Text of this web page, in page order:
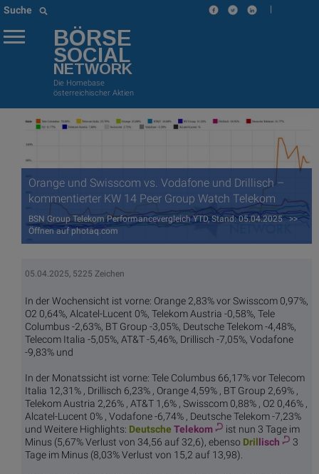
Suche |
BÖRSE
SOCIAL
NETWORK
Die Homebase
österreichischer Aktien
Orange und Swisscom vs. Vodafone und Drillisch –
kommentierter KW 14 Peer Group Watch Telekom
BSN Group Telekom Performancevergleich YTD, Stand: 05.04.2025 >>
Öffnen auf photaq.com
05.04.2025, 5225 Zeichen
In der Wochensicht ist vorne: Orange 2,83% vor Swisscom 0,97%,
O2 0,64%, Alcatel-Lucent 0%, Telekom Austria -0,58%, Tele
Columbus -2,63%, BT Group -3,05%, Deutsche Telekom -4,48%,
Telecom Italia -5,05%, AT&T -5,46%, Drillisch -7,05%, Vodafone
-9,83% und
In der Monatssicht ist vorne: Tele Columbus 66,17% vor Telecom
Italia 12,31% , Drillisch 6,23% , Orange 4,59% , BT Group 2,69% ,
Telekom Austria 2,26% , AT&T 1,6% , Swisscom 0,88% , O2 0,46% ,
Alcatel-Lucent 0% , Vodafone -6,74% , Deutsche Telekom -7,23%
und Weitere Highlights: Deutsche Telekom
ist nun 3 Tage im
Minus (5,67% Verlust von 34,56 auf 32,6), ebenso Drillisch
3
Tage im Minus (8,03% Verlust von 15,2 auf 13,98).